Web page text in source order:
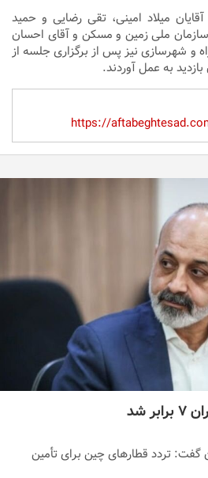
میلاد امینی، تقی رضایی و حمید
ملی زمین و مسکن و آقای احسان
و شهرسازی نیز پس از برگزاری جلسه از
به عمل آوردند.
https://
شد
گفت: تردد قطارهای چین برای تأمین